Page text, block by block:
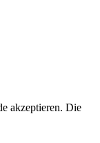
akzeptieren. Die